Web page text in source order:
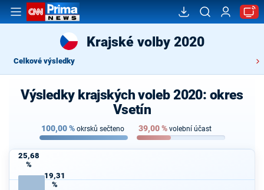
Krajské volby 2020
Celkové výsledky
Výsledky krajských voleb 2020: okres
Vsetín
100,00% okrsků sečteno 39,00% volební účast
25,68
%
19,31
%